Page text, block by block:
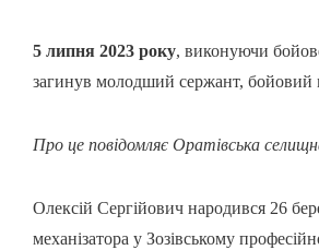
5 липня 2023 року, виконуючи
загинув молодший сержант, бойовий
Про це повідомляє Оратівська
Олексій Сергійович народився 26
механізатора у Зозівському